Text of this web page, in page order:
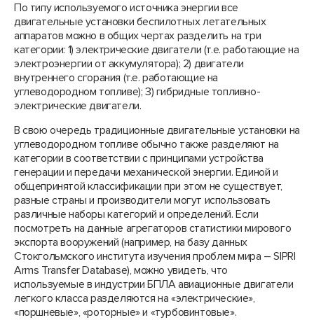
По типу используемого источника энергии все
двигательные установки беспилотных летательных
аппаратов можно в общих чертах разделить на три
категории: 1) электрические двигатели (т.е. работающие на
электроэнергии от аккумулятора); 2) двигатели
внутреннего сгорания (т.е. работающие на
углеводородном топливе); 3) гибридные топливно-
электрические двигатели.
В свою очередь традиционные двигательные установки на
углеводородном топливе обычно также разделяют на
категории в соответствии с принципами устройства
генерации и передачи механической энергии. Единой и
общепринятой классификации при этом не существует,
разные страны и производители могут использовать
различные наборы категорий и определений. Если
посмотреть на данные агрегаторов статистики мирового
экспорта вооружений (например, на базу данных
Стокгольмского института изучения проблем мира – SIPRI
Arms Transfer Database), можно увидеть, что
используемые в индустрии БПЛА авиационные двигатели
легкого класса разделяются на «электрические»,
«поршневые», «роторные» и «турбовинтовые».